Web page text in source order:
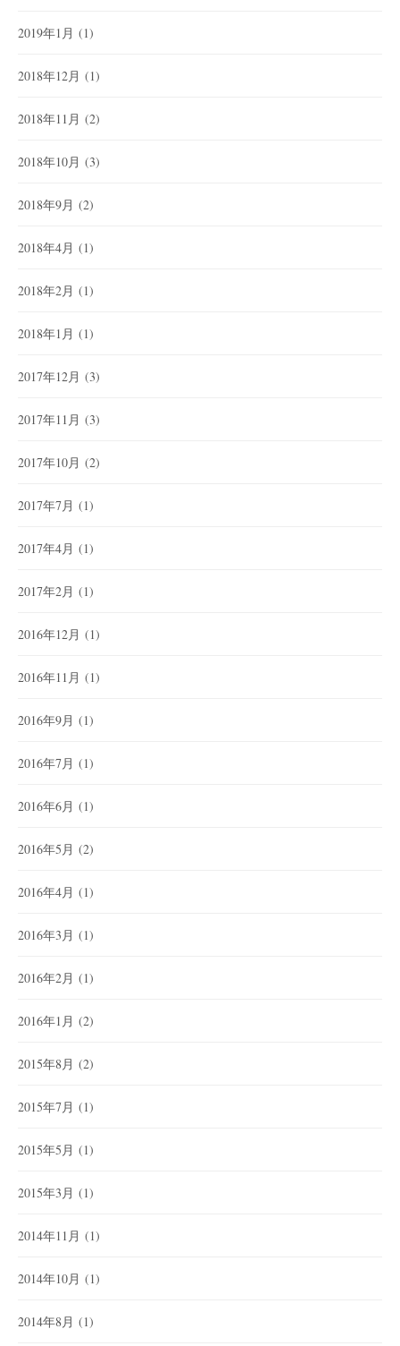
2019年1月 (1)
2018年12月 (1)
2018年11月 (2)
2018年10月 (3)
2018年9月 (2)
2018年4月 (1)
2018年2月 (1)
2018年1月 (1)
2017年12月 (3)
2017年11月 (3)
2017年10月 (2)
2017年7月 (1)
2017年4月 (1)
2017年2月 (1)
2016年12月 (1)
2016年11月 (1)
2016年9月 (1)
2016年7月 (1)
2016年6月 (1)
2016年5月 (2)
2016年4月 (1)
2016年3月 (1)
2016年2月 (1)
2016年1月 (2)
2015年8月 (2)
2015年7月 (1)
2015年5月 (1)
2015年3月 (1)
2014年11月 (1)
2014年10月 (1)
2014年8月 (1)